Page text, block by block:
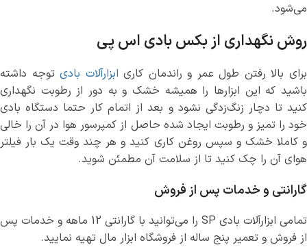
می‌شود.
روش نگهداری از بکس بادی اس پی
برای بالا رفتن طول عمر و راندمان کاری ابزارآلات بادیتوجه داشته
باشید که این ابزارها را همیشه خشک و به دور از رطوبت نگهداری
کنید تا دچار زنگ‌زدگی نشود و بعد از اتمام کار حتما دستگاه بادی
خود را تمیز و رطوبت ایجاد شده حاصل از کمپرسور هوا در آن را خالی
و کاملا خشک و سپس روغن کاری کنید و هر چند وقت یک بار فیلتر
هوای آن را چک کنید تا از سلامت آن مطمئن شوید.
گارانتی و خدمات پس از فروش
تمامی ابزارآلات بادی SP را می‌توانید با گارانتی 12 ماهه و خدمات پس
از فروش و تعمیر پنج ساله از فروشگاه ابزار مال تهیه نمایید.